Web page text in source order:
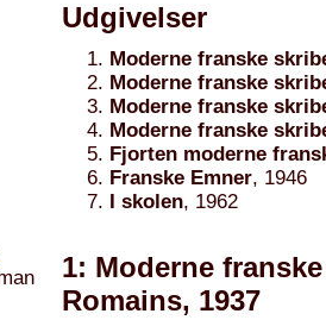
Udgivelser
Moderne franske
Moderne franske
Moderne franske
Moderne franske
Fjorten moderne
Franske Emner, 1946
I skolen, 1962
1: Moderne
Romains, 1937